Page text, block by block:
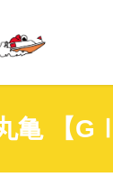
亀 【